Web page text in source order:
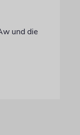
und die